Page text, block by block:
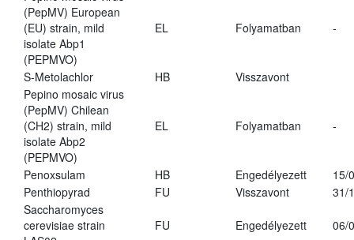
(PepMV) European
(EU) strain, mild
isolate Abp1
(PEPMVO)
EL Folyamatban -
S-Metolachlor HB
Visszavont
Pepino mosaic virus
(PepMV) Chilean
(CH2) strain, mild
isolate Abp2
(PEPMVO)
EL Folyamatban -
Penoxsulam HB Engedélyezett
15/
Penthiopyrad
FU Visszavont
31/
Saccharomyces
cerevisiae strain
FU Engedélyezett 06/